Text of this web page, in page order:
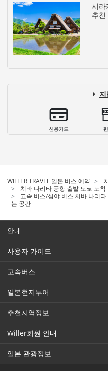
시라
추천
지
신용카드
WILLER TRAVEL 일본 버스 예약
치바 나리타 공항 출발 도쿄 도착
고속 버스/심야 버스 치바 나리
는 공간
안내
사용자 가이드
고속버스
일본현지투어
추천지역정보
Willer회원 안내
일본 관광정보